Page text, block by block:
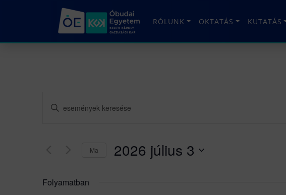
RÓLUNK OKTATÁS KUTATÁS
Események
választás
Írja
Események
Ma 2026 július 3
Folyamatban